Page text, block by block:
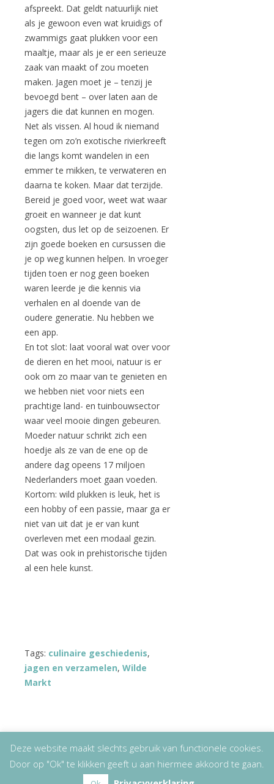
afspreekt. Dat geldt natuurlijk niet
als je gewoon even wat kruidigs of
zwammigs gaat plukken voor een
maaltje, maar als je er een serieuze
zaak van maakt of zou moeten
maken. Jagen moet je – tenzij je
bevoegd bent – over laten aan de
jagers die dat kunnen en mogen.
Net als vissen. Al houd ik niemand
tegen om zo’n exotische rivierkreeft
die langs komt wandelen in een
emmer te mikken, te verwateren en
daarna te koken. Maar dat terzijde.
Bereid je goed voor, weet wat waar
groeit en wanneer je dat kunt
oogsten, dus let op de seizoenen. Er
zijn goede boeken en cursussen die
je op weg kunnen helpen. In vroeger
tijden toen er nog geen boeken
waren leerde je die kennis via
verhalen en al doende van de
oudere generatie. Nu hebben we
een app.
En tot slot: laat vooral wat over voor
de dieren en het mooi, natuur is er
ook om zo maar van te genieten en
we hebben niet voor niets een
prachtige land- en tuinbouwsector
waar veel mooie dingen gebeuren.
Moeder natuur schrikt zich een
hoedje als ze van de ene op de
andere dag opeens 17 miljoen
Nederlanders moet gaan voeden.
Kortom: wild plukken is leuk, het is
een hobby of een passie, maar ga er
niet van uit dat je er van kunt
overleven met een modaal gezin.
Dat was ook in prehistorische tijden
al een hele kunst.
Tags: culinaire geschiedenis,
jagen en verzamelen, Wilde
Markt
Copyright© 2026Lizet Kruyff| Disclaimer
Deze website maakt slechts gebruik van functionele cookies.
Door op "Ok" te klikken geeft u aan hiermee akkoord te gaan.